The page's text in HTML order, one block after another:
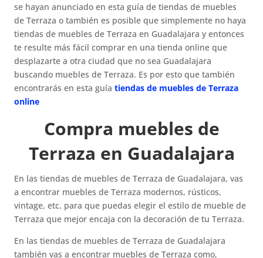
se hayan anunciado en esta guía de tiendas de muebles
de Terraza o también es posible que simplemente no haya
tiendas de muebles de Terraza en Guadalajara y entonces
te resulte más fácil comprar en una tienda online que
desplazarte a otra ciudad que no sea Guadalajara
buscando muebles de Terraza. Es por esto que también
encontrarás en esta guíatiendas de muebles de Terraza
online
Compra muebles de
Terraza en Guadalajara
En las tiendas de muebles de Terraza de Guadalajara, vas
a encontrar muebles de Terraza modernos, rústicos,
vintage, etc. para que puedas elegir el estilo de mueble de
Terraza que mejor encaja con la decoración de tu Terraza.
En las tiendas de muebles de Terraza de Guadalajara
también vas a encontrar muebles de Terraza como,